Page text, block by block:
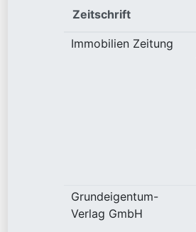
Zeitschrift
Immobilien Zeitung
Grundeigentum-
Verlag GmbH